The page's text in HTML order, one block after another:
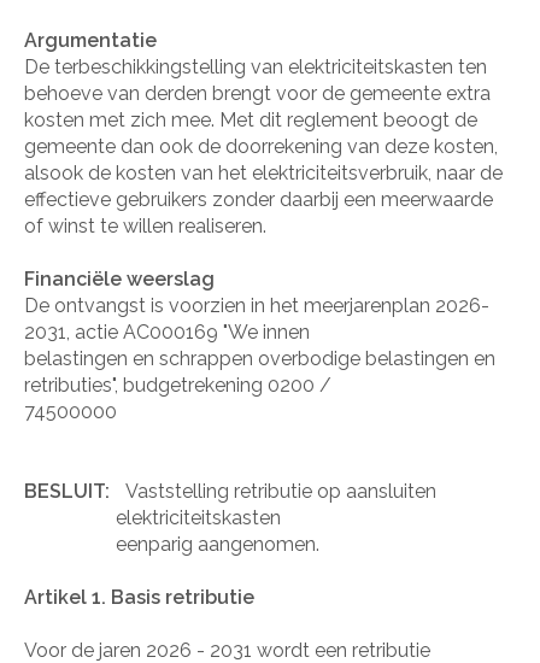
Argumentatie
De terbeschikkingstelling van elektriciteitskasten ten
behoeve van derden brengt voor de gemeente extra
kosten met zich mee. Met dit reglement beoogt de
gemeente dan ook de doorrekening van deze kosten,
alsook de kosten van het elektriciteitsverbruik, naar de
effectieve gebruikers zonder daarbij een meerwaarde
of winst te willen realiseren.
Financiële weerslag
De ontvangst is voorzien in het meerjarenplan 2026-
2031, actie AC000169 "We innen
belastingen en schrappen overbodige belastingen en
retributies", budgetrekening 0200 /
74500000
BESLUIT:
Vaststelling retributie op aansluiten
elektriciteitskasten
eenparig aangenomen.
Artikel 1. Basis retributie
Voor de jaren 2026 - 2031 wordt een retributie